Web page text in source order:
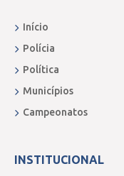
Início
Polícia
Política
Municípios
Campeonatos
INSTITUCIONAL